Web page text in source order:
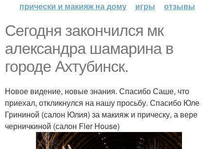
прически и макияж на дому
игры отзывы
Сегодня закончился мк
александра шамарина в
городе Ахтубинск.
Новое видение, новые знания. Спасибо Саше, что
приехал, откликнулся на нашу просьбу. Спасибо Юле
Грининой (салон Юлия) за макияж и прическу, а вере
черничкиной (салон Fler House)